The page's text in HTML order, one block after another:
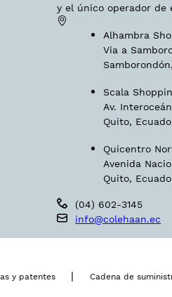
y el único operador de
Alhambra
Via a
Scala
Av.
Quito,
Quicentro
Avenida
Quito,
(04) 602-3145
info@colehaan.ec
y patentes | Cadena de